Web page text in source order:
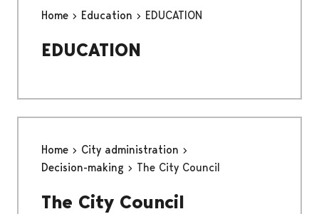
Home Education EDUCATION
EDUCATION
Home
City administration
Decision-making
The City Council
The City Council